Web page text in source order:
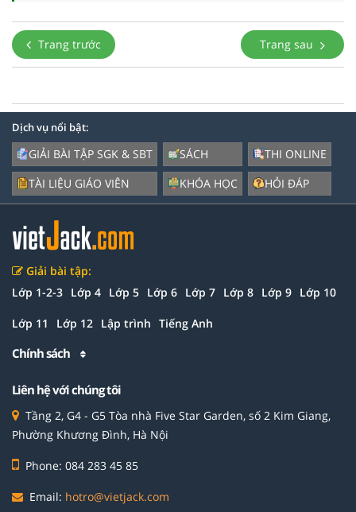
Trang trước Trang sau
Dịch vụ nổi bật:
GIẢI BÀI TẬP SGK & SBT
TÀI LIỆU GIÁO VIÊN
SÁCH
KHÓA HỌC
THI ONLINE
HỎI ĐÁP
Giải bài tập:
Lớp 1-2-3 Lớp 4 Lớp 5 Lớp 6 Lớp 7 Lớp 8 Lớp 9 Lớp 10
Lớp 11 Lớp 12 Lập trình Tiếng Anh
Chính sách
Liên hệ với chúng tôi
Tầng 2, G4 - G5 Tòa nhà Five Star Garden, số 2 Kim Giang,
Phường Khương Đình, Hà Nội
Phone: 084 283 45 85
Email: hotro@vietjack.com